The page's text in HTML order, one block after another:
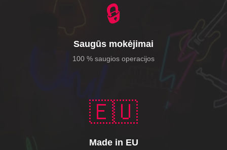
🔒
Saugūs mokėjimai
100 % saugios operacijos
🇪🇺
Made in EU